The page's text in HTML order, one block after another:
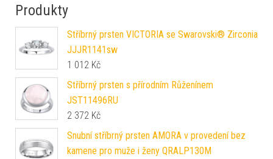
Produkty
Stříbrný prsten VICTORIA se Swarovski® Zirconia
JJJR1141sw
1 012 Kč
Stříbrný prsten s přírodním Růženínem
JST11496RU
2 372 Kč
Snubní stříbrný prsten AMORA v provedení bez
kamene pro muže i ženy QRALP130M